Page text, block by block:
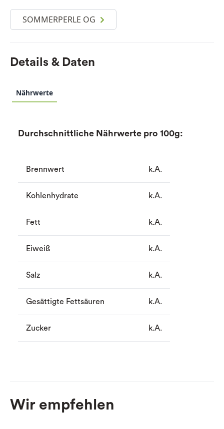
SOMMERPERLE OG
Details & Daten
Nährwerte
Durchschnittliche Nährwerte pro 100g:
Brennwert k.A.
Kohlenhydrate k.A.
Fett k.A.
Eiweiß k.A.
Salz k.A.
Gesättigte Fettsäuren k.A.
Zucker k.A.
Wir empfehlen